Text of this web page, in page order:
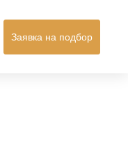
Заявка на подбор